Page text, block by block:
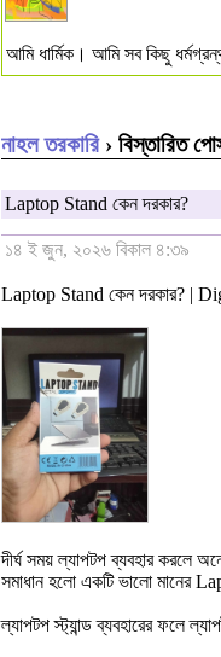
আমি ধার্মিক। আমি সব কিছু
নাহল তরকারি› বিস্তারিত
Laptop Stand কেন দরকার?
১৪ ই জুন, ২০২৬ বিকাল ৪:৩৯
Laptop Stand কেন দরকার? |
দীর্ঘ সময় ল্যাপটপ ব্যবহার করলে
সমাধান হলো একটি ভালো মানের
ল্যাপটপ স্ট্যান্ড ব্যবহারের ফলে